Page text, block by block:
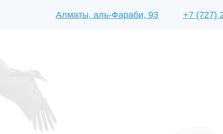
Алматы, аль-Фараби, 93 +7 (727)